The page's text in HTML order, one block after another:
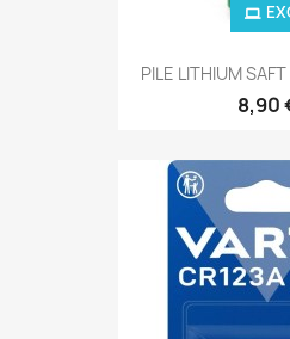
PILE LITHIUM
8,90